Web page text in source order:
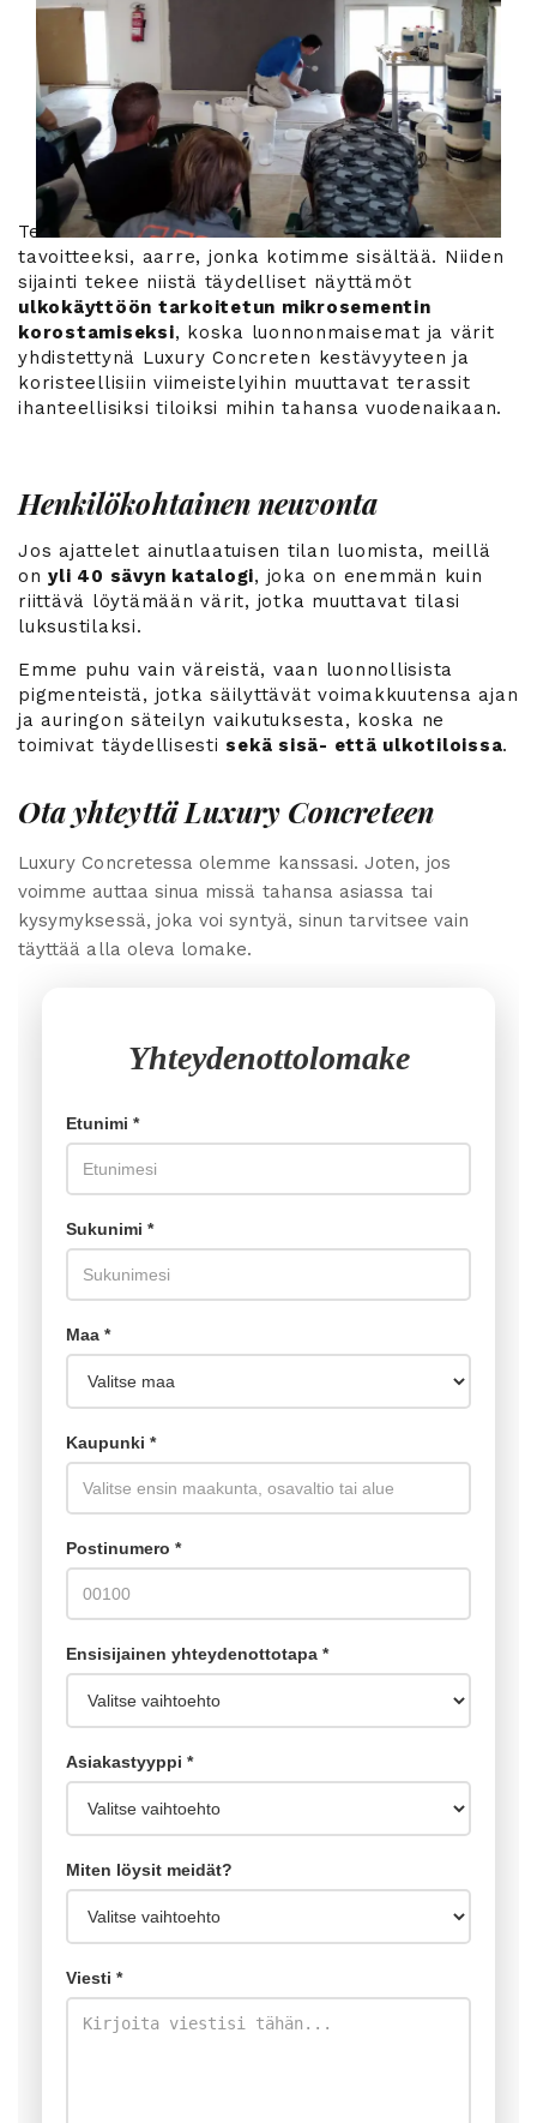
Terassin omistaminen on tullut monien meistä
tavoitteeksi, aarre, jonka kotimme sisältää. Niiden
sijainti tekee niistä täydelliset näyttämöt
ulkokäyttöön tarkoitetun mikrosementin
korostamiseksi, koska luonnonmaisemat ja värit
yhdistettynä Luxury Concreten kestävyyteen ja
koristeellisiin viimeistelyihin muuttavat terassit
ihanteellisiksi tiloiksi mihin tahansa vuodenaikaan.
Henkilökohtainen neuvonta
Jos ajattelet ainutlaatuisen tilan luomista, meillä
onyli 40 sävyn katalogi, joka on enemmän kuin
riittävä löytämään värit, jotka muuttavat tilasi
luksustilaksi.
Emme puhu vain väreistä, vaan luonnollisista
pigmenteistä, jotka säilyttävät voimakkuutensa ajan
ja auringon säteilyn vaikutuksesta, koska ne
toimivat täydellisesti sekä sisä- että ulkotiloissa.
Ota yhteyttä Luxury Concreteen
Luxury Concretessa olemme kanssasi. Joten, jos
voimme auttaa sinua missä tahansa asiassa tai
kysymyksessä, joka voi syntyä, sinun tarvitsee vain
täyttää alla oleva lomake.